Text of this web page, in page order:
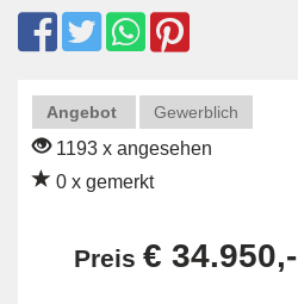
Angebot Gewerblich
1193 x angesehen
0 x gemerkt
Preis € 34.950,-